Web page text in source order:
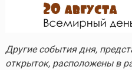
Другие события дня,
открыток, расположены в